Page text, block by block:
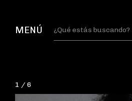
MENÚ
1 / 6